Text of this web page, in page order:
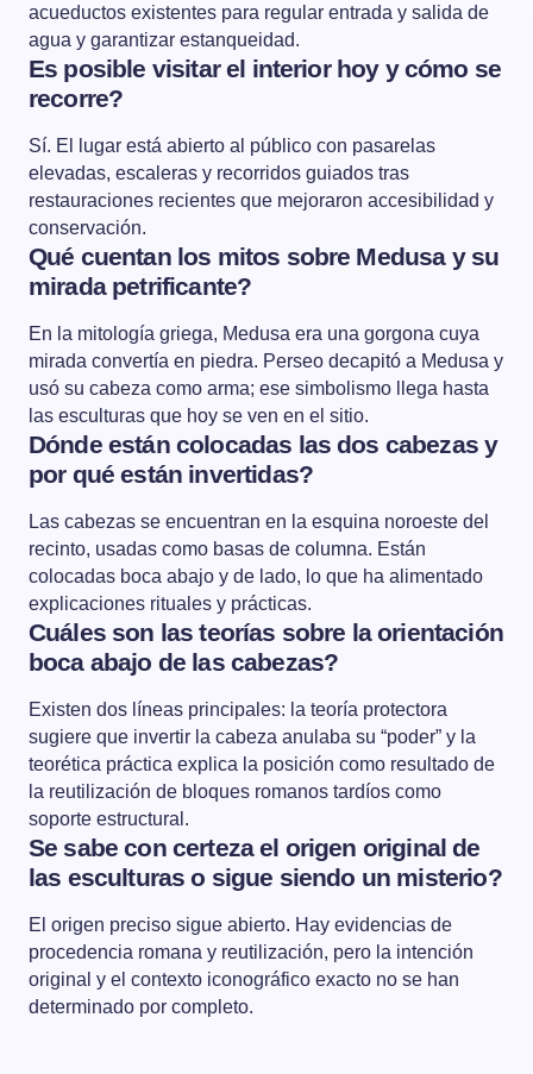
acueductos existentes para regular entrada y salida de
agua y garantizar estanqueidad.
Es posible visitar el interior hoy y cómo se
recorre?
Sí. El lugar está abierto al público con pasarelas
elevadas, escaleras y recorridos guiados tras
restauraciones recientes que mejoraron accesibilidad y
conservación.
Qué cuentan los mitos sobre Medusa y su
mirada petrificante?
En la mitología griega, Medusa era una gorgona cuya
mirada convertía en piedra. Perseo decapitó a Medusa y
usó su cabeza como arma; ese simbolismo llega hasta
las esculturas que hoy se ven en el sitio.
Dónde están colocadas las dos cabezas y
por qué están invertidas?
Las cabezas se encuentran en la esquina noroeste del
recinto, usadas como basas de columna. Están
colocadas boca abajo y de lado, lo que ha alimentado
explicaciones rituales y prácticas.
Cuáles son las teorías sobre la orientación
boca abajo de las cabezas?
Existen dos líneas principales: la teoría protectora
sugiere que invertir la cabeza anulaba su “poder” y la
teorética práctica explica la posición como resultado de
la reutilización de bloques romanos tardíos como
soporte estructural.
Se sabe con certeza el origen original de
las esculturas o sigue siendo un misterio?
El origen preciso sigue abierto. Hay evidencias de
procedencia romana y reutilización, pero la intención
original y el contexto iconográfico exacto no se han
determinado por completo.